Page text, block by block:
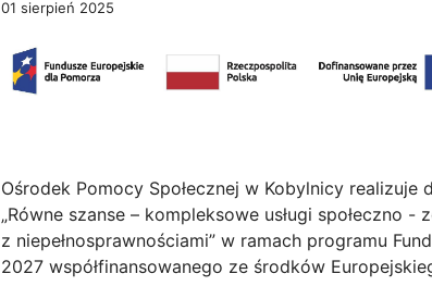
01 sierpień 2025
Ośrodek Pomocy Społecznej w Kobylnicy realizuje
„Równe szanse – kompleksowe usługi społeczno
z niepełnosprawnościami” w ramach programu
2027 współfinansowanego ze środków